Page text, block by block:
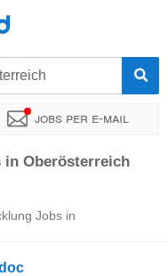
Jobs per e-mail
in Oberösterreich
Jobs in